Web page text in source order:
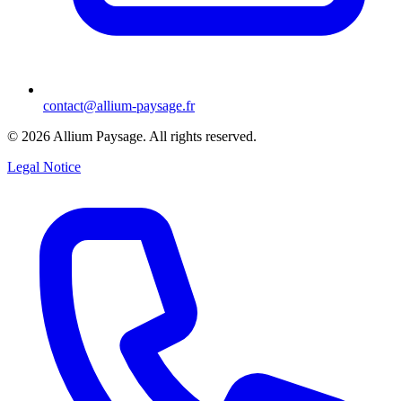
contact@allium-paysage.fr
© 2026 Allium Paysage. All rights reserved.
Legal Notice